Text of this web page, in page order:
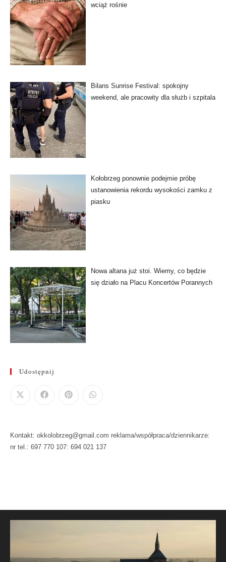
wciąż rośnie
Bilans Sunrise Festival: spokojny
weekend, ale pracowity dla służb i szpitala
Kołobrzeg ponownie podejmie próbę
ustanowienia rekordu wysokości zamku z
piasku
Nowa altana już stoi. Wiemy, co będzie
się działo na Placu Koncertów Porannych
Udostępnij
Kontakt: okkolobrzeg@gmail.com reklama/współpraca/dziennikarze:
nr tel.: 697 770 107: 694 021 137